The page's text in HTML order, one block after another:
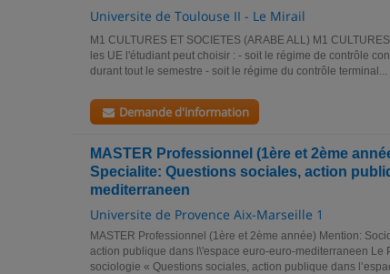
Universite de Toulouse II - Le Mirail
M1 CULTURES ET SOCIETES (ARABE ALL) M1
les UE l'étudiant peut choisir : - soit le régime de contrôle
durant tout le semestre - soit le régime du contrôle terminal...
Demande d'information
MASTER Professionnel (1ère et 2ème
Specialite: Questions sociales, action
mediterraneen
Universite de Provence Aix-Marseille 1
MASTER Professionnel (1ère et 2ème année) Mention:
action publique dans l\'espace euro-euro-mediterraneen Le
sociologie « Questions sociales, action publique dans